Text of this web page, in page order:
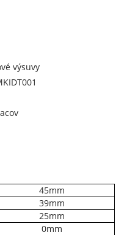
výsuvy
45mm
39mm
25mm
0mm